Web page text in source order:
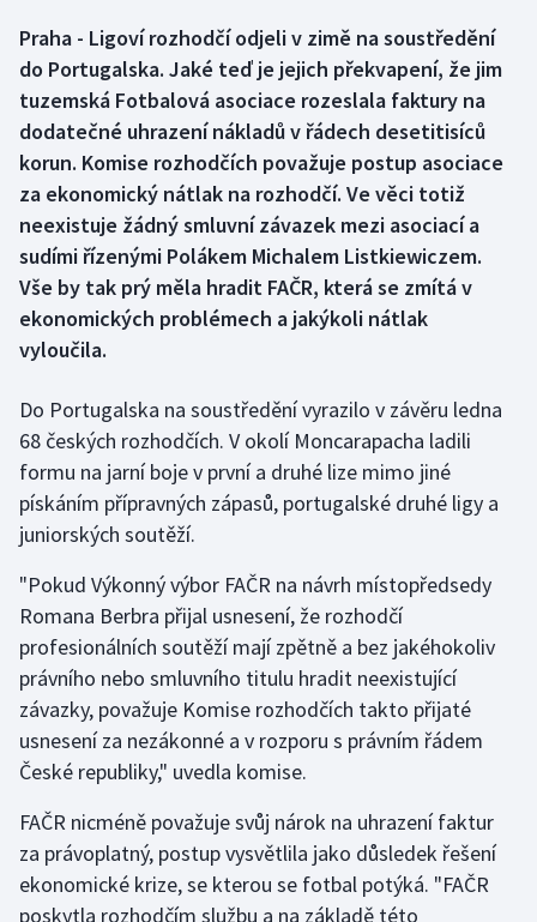
Box
Curling
Dostihy
Florbal
Futsal
Golf
Házená
Jezdectví
Judo
Krasobruslení
Lezení
Lyže a snowboard
Moderní pětiboj
Motorsport
Olympijské hry
Praha - Ligoví rozhodčí odjeli v zimě na soustředění
do Portugalska. Jaké teď je jejich překvapení, že jim
tuzemská Fotbalová asociace rozeslala faktury na
dodatečné uhrazení nákladů v řádech desetitisíců
korun. Komise rozhodčích považuje postup asociace
za ekonomický nátlak na rozhodčí. Ve věci totiž
neexistuje žádný smluvní závazek mezi asociací a
sudími řízenými Polákem Michalem Listkiewiczem.
Vše by tak prý měla hradit FAČR, která se zmítá v
ekonomických problémech a jakýkoli nátlak
vyloučila.
Do Portugalska na soustředění vyrazilo v závěru ledna
68 českých rozhodčích. V okolí Moncarapacha ladili
formu na jarní boje v první a druhé lize mimo jiné
pískáním přípravných zápasů, portugalské druhé ligy a
juniorských soutěží.
"Pokud Výkonný výbor FAČR na návrh místopředsedy
Romana Berbra přijal usnesení, že rozhodčí
profesionálních soutěží mají zpětně a bez jakéhokoliv
právního nebo smluvního titulu hradit neexistující
závazky, považuje Komise rozhodčích takto přijaté
usnesení za nezákonné a v rozporu s právním řádem
České republiky," uvedla komise.
FAČR nicméně považuje svůj nárok na uhrazení faktur
za právoplatný, postup vysvětlila jako důsledek řešení
ekonomické krize, se kterou se fotbal potýká. "FAČR
poskytla rozhodčím službu a na základě této